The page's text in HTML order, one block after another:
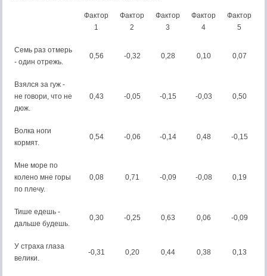
Фактор
1
Фактор
2
Фактор
3
Фактор
4
Фактор
5
Семь раз отмерь
- один отрежь.
0,56 -0,32 0,28 0,10 0,07
Взялся за гуж -
не говори, что не
дюж.
0,43 -0,05 -0,15 -0,03 0,50
Волка ноги
кормят.
0,54 -0,06 -0,14 0,48 -0,15
Мне море по
колено мне горы
по плечу.
0,08 0,71 -0,09 -0,08 0,19
Тише едешь -
дальше будешь.
0,30 -0,25 0,63 0,06 -0,09
У страха глаза
велики.
-0,31 0,20 0,44 0,38 0,13